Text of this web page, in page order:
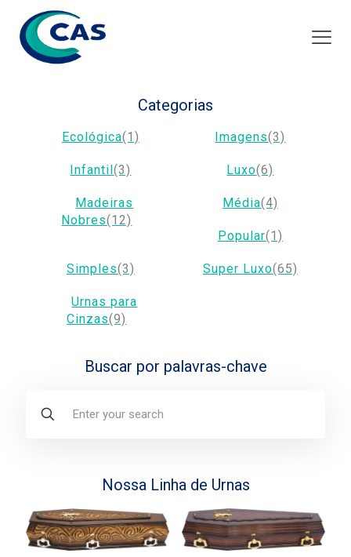
Categorias
Ecológica(1) Imagens(3)
Infantil(3) Luxo(6)
Madeiras
Nobres(12)
Média(4)
Popular(1)
Simples(3) Super Luxo(65)
Urnas para
Cinzas(9)
Buscar por palavras-chave
Nossa Linha de Urnas